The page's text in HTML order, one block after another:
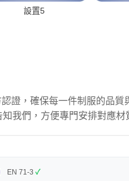
設置5
證，確保每一件制服的品質
我們，方便專門安排對應材
EN 71-3 ✓